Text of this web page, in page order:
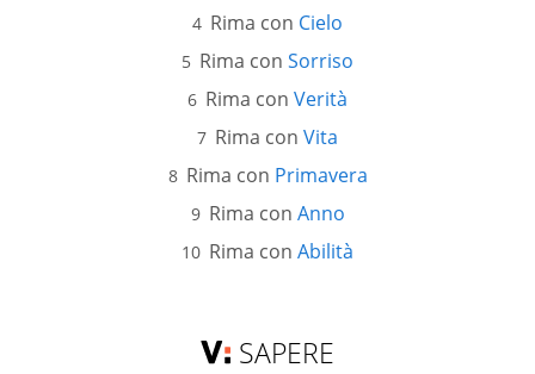
Rima con Cielo
Rima con Sorriso
Rima con Verità
Rima con Vita
Rima con Primavera
Rima con Anno
Rima con Abilità
SAPERE